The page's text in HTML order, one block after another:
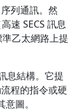
列通訊。然
速 SECS 訊息
乙太網路上提
息結構。它提
程的指令或硬
圖。